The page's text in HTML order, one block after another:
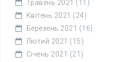
Травень 2021 (11)
Квітень 2021 (24)
Березень 2021 (16)
Лютий 2021 (15)
Січень 2021 (21)